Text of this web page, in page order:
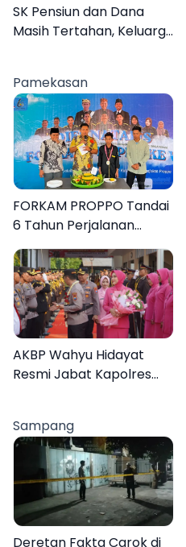
SK Pensiun dan Dana
Masih Tertahan, Keluarga
Pamekasan
FORKAM PROPPO Tandai
6 Tahun Perjalanan
dengan Peluncuran Mars,
Hymne, dan Buku
Organisasi
AKBP Wahyu Hidayat
Resmi Jabat Kapolres
Sampang
Deretan Fakta Carok di